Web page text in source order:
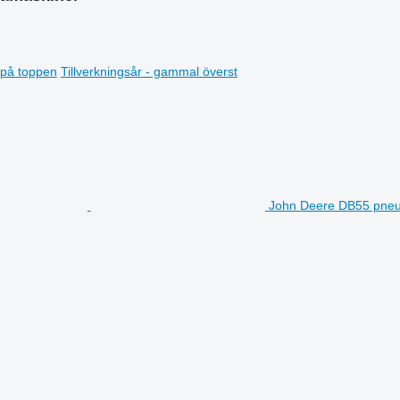
toppen Tillverkningsår - gammal överst
John Deere DB55